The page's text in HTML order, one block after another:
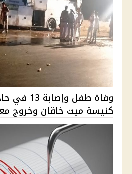
وفاة طفل
كنيسة ميت خاقان وخروج